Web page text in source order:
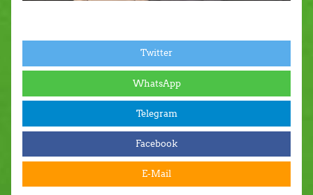
Twitter
WhatsApp
Telegram
Facebook
E-Mail